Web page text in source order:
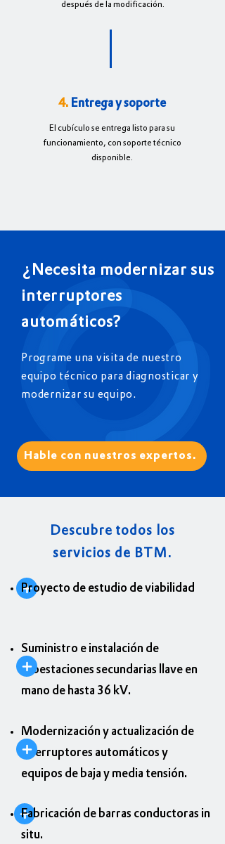
después de la modificación.
4. Entrega y soporte
El cubículo se entrega listo para su
funcionamiento, con soporte técnico
disponible.
¿Necesita modernizar sus
interruptores
automáticos?
Programe una visita de nuestro
equipo técnico para diagnosticar y
modernizar su equipo.
Hable con nuestros expertos.
Descubre todos los
servicios de BTM.
Proyecto de estudio de viabilidad
Suministro e instalación de
subestaciones secundarias llave en
mano de hasta 36 kV.
Modernización y actualización de
interruptores automáticos y
equipos de baja y media tensión.
Fabricación de barras conductoras in
situ.